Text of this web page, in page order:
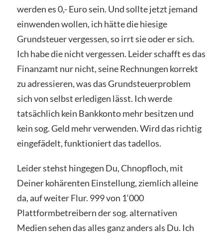
werden es 0,- Euro sein. Und sollte jetzt jemand
einwenden wollen, ich hätte die hiesige
Grundsteuer vergessen, so irrt sie oder er sich.
Ich habe die nicht vergessen. Leider schafft es das
Finanzamt nur nicht, seine Rechnungen korrekt
zu adressieren, was das Grundsteuerproblem
sich von selbst erledigen lässt. Ich werde
tatsächlich kein Bankkonto mehr besitzen und
kein sog. Geld mehr verwenden. Wird das richtig
eingefädelt, funktioniert das tadellos.
Leider stehst hingegen Du, Chnopfloch, mit
Deiner kohärenten Einstellung, ziemlich alleine
da, auf weiter Flur. 999 von 1‘000
Plattformbetreibern der sog. alternativen
Medien sehen das alles ganz anders als Du. Ich